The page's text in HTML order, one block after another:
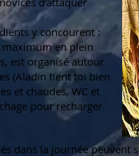
y concourent :
maximum en plein
est organisé autour
(Aladin tient toi bien
et chaudes, WC et
pour recharger
dans la journée peuvent